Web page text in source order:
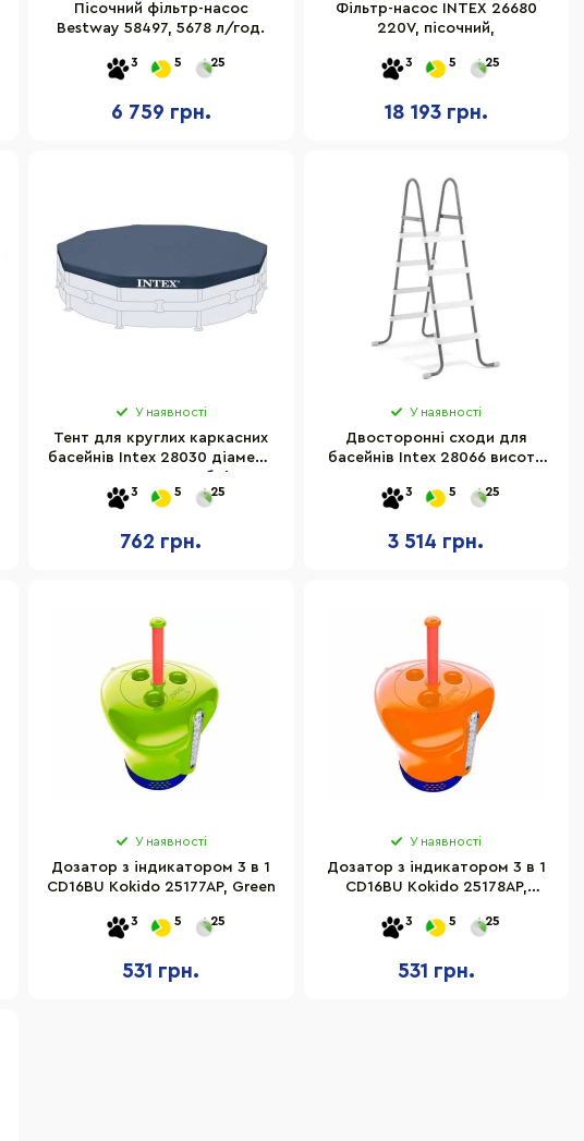
Пісочний фільтр-насос
Bestway 58497, 5678 л/год.
3 5 25
6 759 грн.
Фільтр-насос INTEX 26680
220V, пісочний,
3 5 25
18 193 грн.
У наявності
Тент для круглих каркасних
басейнів Intex 28030 діаметр
3 5 25
762 грн.
У наявності
Двосторонні сходи для
басейнів Intex 28066 висота
3 5 25
3 514 грн.
У наявності
Дозатор з індикатором 3 в 1
CD16BU Kokido 25177AP, Green
3 5 25
531 грн.
У наявності
Дозатор з індикатором 3 в 1
CD16BU Kokido 25178AP,
3 5 25
531 грн.